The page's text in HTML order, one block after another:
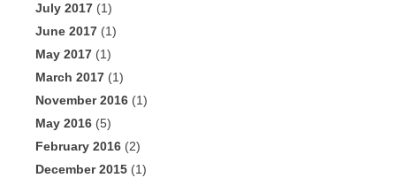
July 2017 (1)
June 2017 (1)
May 2017 (1)
March 2017 (1)
November 2016 (1)
May 2016 (5)
February 2016 (2)
December 2015 (1)